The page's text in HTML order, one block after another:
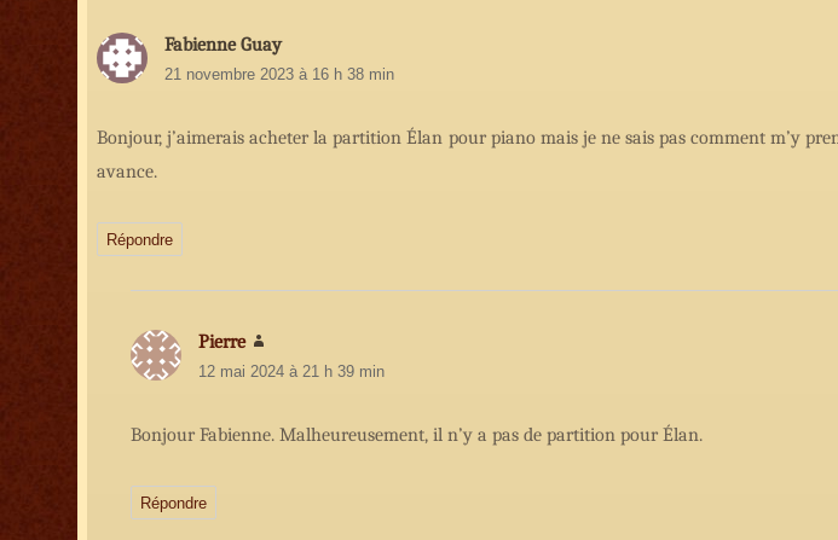
Fabienne Guaydit
:
21 novembre 2023 à 16 h 38 min
Bonjour, j’aimerais acheter la partition Élan pour piano mais je ne sais pas comment m’y
avance.
Répondre
Pierre
:
12 mai 2024 à 21 h 39 min
Bonjour Fabienne. Malheureusement, il n’y a pas de partition pour Élan.
Répondre